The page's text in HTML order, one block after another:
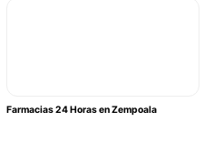
Farmacias 24 Horas en Zempoala